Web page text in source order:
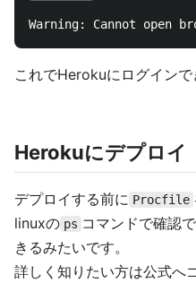
これでHerokuにログインで
Herokuにデプロイ
デプロイする前に Procfile
linuxの ps コマンドで確認
きるみたいです。
詳しく知りたい方は公式へ